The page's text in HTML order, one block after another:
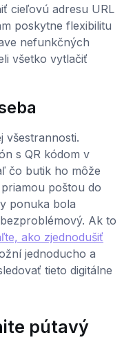
cieľovú adresu URL
poskytne flexibilitu
nefunkčných
všetko vytlačiť
všestrannosti.
s QR kódom v
čo butik ho môže
poštou do
ponuka bola
Ak to
ako zjednodušiť
jednoducho a
tieto digitálne
pútavý